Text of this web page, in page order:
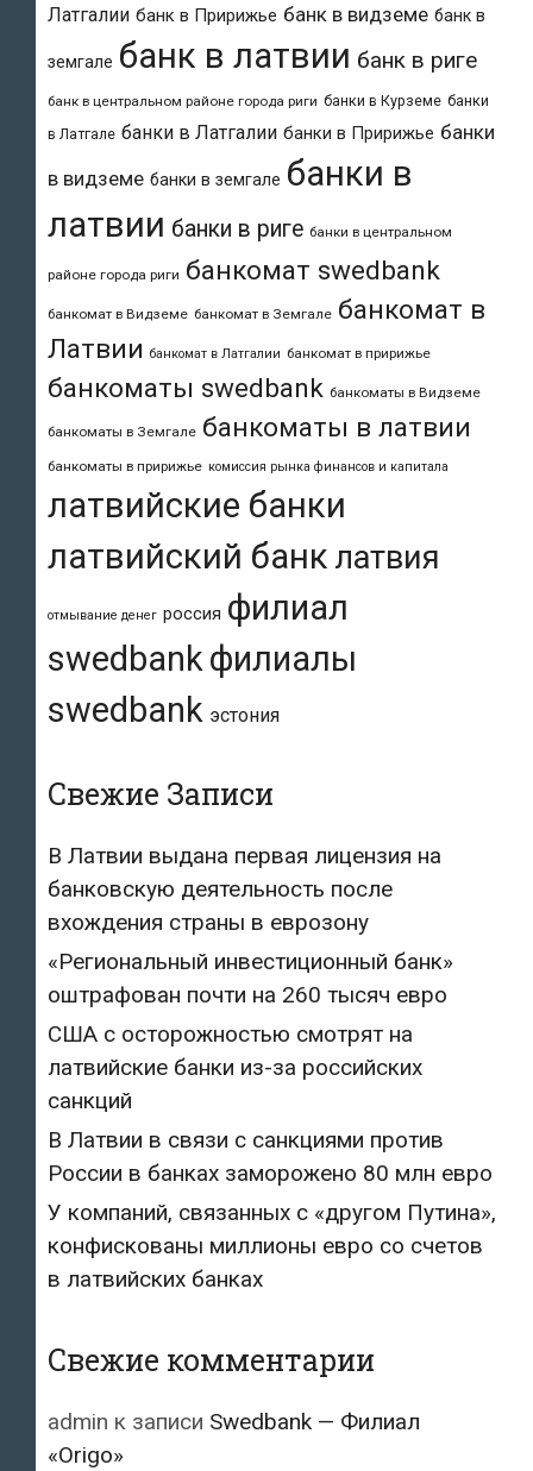
Латгалии банк в Пририжье банк в видземе банк в
земгале банк в латвии банк в риге
банк в центральном районе города риги банки в Курземе банки
в Латгале банки в Латгалии банки в Пририжье банки
в видземе банки в земгале банки в
латвии банки в риге банки в центральном
районе города риги банкомат swedbank
банкомат в Видземе банкомат в Земгале банкомат в
Латвии банкомат в Латгалии банкомат в пририжье
банкоматы swedbank банкоматы в Видземе
банкоматы в Земгале банкоматы в латвии
банкоматы в пририжье комиссия рынка финансов и капитала
латвийские банки
латвийский банк латвия
отмывание денег россия филиал
swedbankфилиалы
swedbank эстония
Свежие Записи
В Латвии выдана первая лицензия на
банковскую деятельность после
вхождения страны в еврозону
«Региональный инвестиционный банк»
оштрафован почти на 260 тысяч евро
США с осторожностью смотрят на
латвийские банки из-за российских
санкций
В Латвии в связи с санкциями против
России в банках заморожено 80 млн евро
У компаний, связанных с «другом Путина»,
конфискованы миллионы евро со счетов
в латвийских банках
Свежие комментарии
admin к записи Swedbank — Филиал
«Origo»